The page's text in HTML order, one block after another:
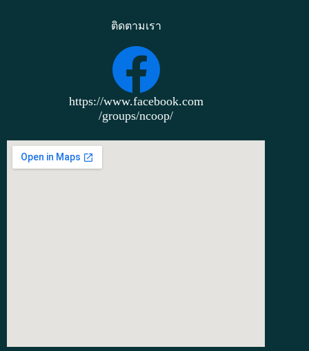
ติดตามเรา
https://www.facebook.com
/groups/ncoop/